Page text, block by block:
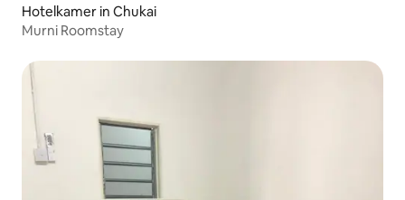
Hotelkamer in Chukai
Murni Roomstay